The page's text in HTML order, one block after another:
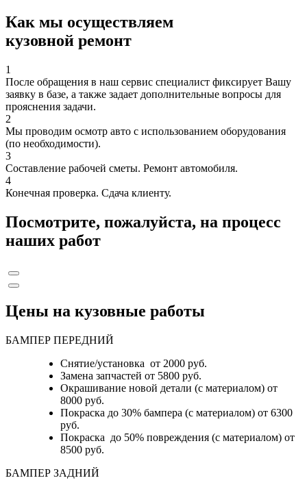
Как мы осуществляем
кузовной ремонт
1
После обращения в наш сервис специалист фиксирует Вашу
заявку в базе, а также задает дополнительные вопросы для
прояснения задачи.
2
Мы проводим осмотр авто с использованием оборудования
(по необходимости).
3
Составление рабочей сметы. Ремонт автомобиля.
4
Конечная проверка. Сдача клиенту.
Посмотрите, пожалуйста, на процесс
наших работ
Цены на кузовные работы
БАМПЕР ПЕРЕДНИЙ
Снятие/установка от 2000 руб.
Замена запчастей от 5800 руб.
Окрашивание новой детали (с материалом) от
8000 руб.
Покраска до 30% бампера (с материалом) от 6300
руб.
Покраска до 50% повреждения (с материалом) от
8500 руб.
БАМПЕР ЗАДНИЙ